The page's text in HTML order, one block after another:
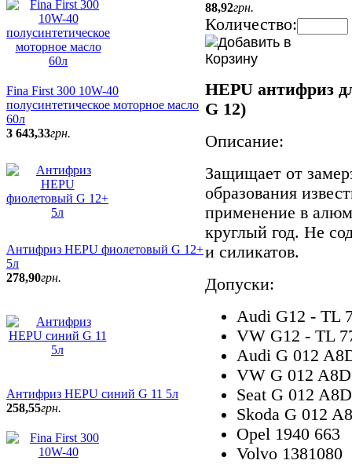
Fina First 300 10W-40
полусинтетическое моторное масло
60л
3 643,33грн.
Антифриз HEPU фиолетовый G 12+
5л
278,90грн.
Антифриз HEPU синий G 11 5л
258,55грн.
88,92грн.
Количество:
HEPU антифриз
G 12)
Описание:
Защищает от
образования
применение в
круглый год. Не
и силикатов.
Допуски:
Audi G12 - TL
VW G12 - TL
Audi G 012
VW G 012
Seat G 012
Skoda G 012
Opel 1940 663
Volvo 1381080